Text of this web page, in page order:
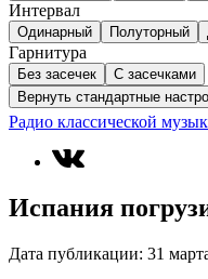
Интервал
Одинарный Полуторный
Гарнитура
Без засечек
С засечками
Вернуть стандартные
Радио классической
Испания
Дата публикации: 31